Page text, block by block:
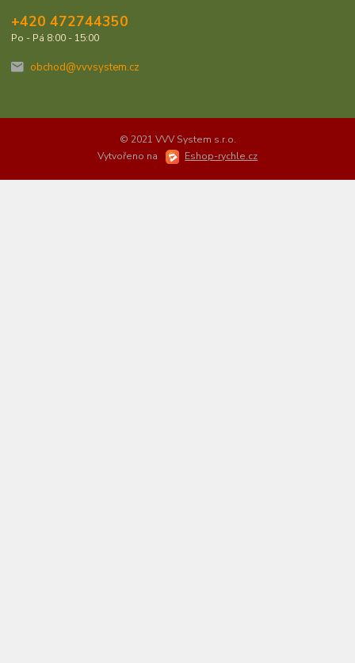
+420 472744350
Po - Pá 8:00 - 15:00
obchod@vvvsystem.cz
© 2021 VVV System s.r.o.
Vytvořeno na
Eshop-rychle.cz